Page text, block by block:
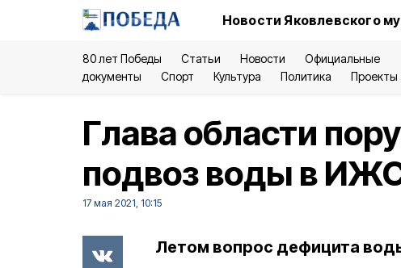
Новости Яковлевского
80 лет Победы Статьи Новости
Официальные
документы
Спорт Культура Политика Проекты
Глава области
подвоз воды в
17 мая 2021, 10:15
Летом вопрос дефицита